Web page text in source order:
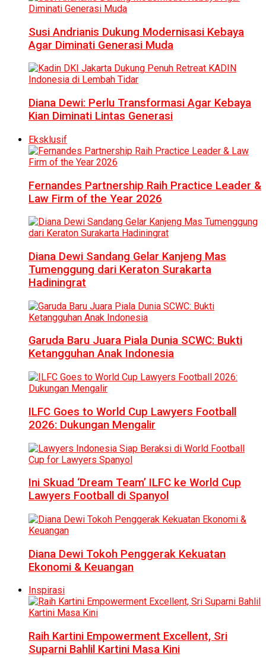
Susi Andrianis Dukung Modernisasi Kebaya
Agar Diminati Generasi Muda
Diana Dewi: Perlu Transformasi Agar Kebaya
Kian Diminati Lintas Generasi
Eksklusif
Fernandes Partnership Raih Practice Leader &
Law Firm of the Year 2026
Diana Dewi Sandang Gelar Kanjeng Mas
Tumenggung dari Keraton Surakarta
Hadiningrat
Garuda Baru Juara Piala Dunia SCWC: Bukti
Ketangguhan Anak Indonesia
ILFC Goes to World Cup Lawyers Football
2026: Dukungan Mengalir
Ini Skuad ‘Dream Team’ ILFC ke World Cup
Lawyers Football di Spanyol
Diana Dewi Tokoh Penggerak Kekuatan
Ekonomi & Keuangan
Inspirasi
Raih Kartini Empowerment Excellent, Sri
Suparni Bahlil Kartini Masa Kini